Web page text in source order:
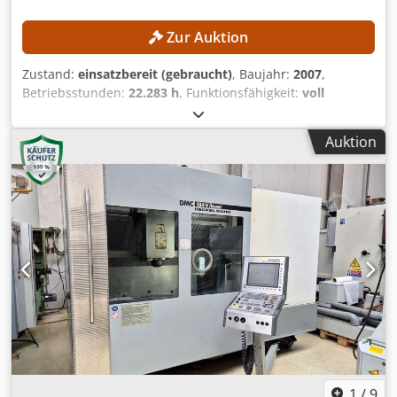
Zur Auktion
Zustand: einsatzbereit (gebraucht), Baujahr: 2007,
Betriebsstunden: 22.283 h, Funktionsfähigkeit: voll
, Maschinen-/Fahrzeugnummer:
Verfahrweg X-Achse:1.200 mm, Verfahrweg Y-Achse:600
mm, Verfahrweg Z-Achse:
, Steuerungsmodell:
Heidenhain iTNC 530, Spindeldrehzahl (max.):6.000
U/min , TECHNISCHE DETAILS Verfahrweg X-Achse: 1.200
mm Verfahrweg Y-Achse: 600 mm Verfahrweg Z-Achse: 600
mm Arbeitstisch Tischaufspannfläche: 1.300 × 600 mm
Tischbelastung max.: 1.200 kg Abstand Tisch bis
Spindelunterkante: 125–725 mm Spindel und
Werkzeugaufnahme Spindeldrehzahl max.: 6.000 U/min
Spindelaufnahme: SK 50 Spindelmotorleistung S1: 10 kW
Vorschübe und Eilgänge Vorschubgeschwindigkeit: 1 –
10.000 mm/min Eilgang X-Achse: 20 m/min Eilgang Y-
Achse: 20 m/min Eilgang Z-Achse: 15 m/min
Werkzeugwechsler Anzahl Werkzeugplätze: 24
Auktion